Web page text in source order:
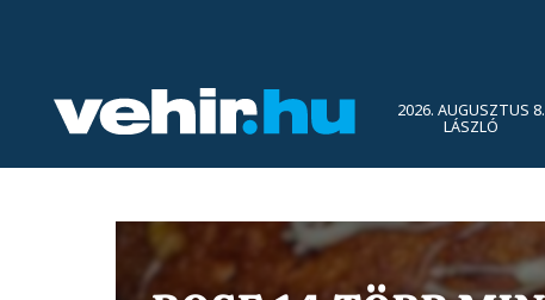
2026. AUGUSZTUS 8.
LÁSZLÓ